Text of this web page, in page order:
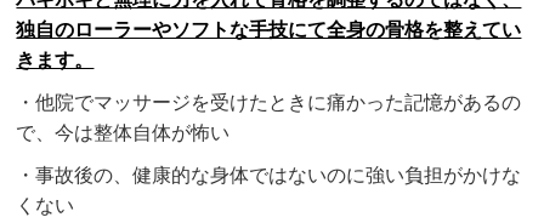
独自のローラーやソフトな手技にて全身の骨格を整えてい
きます。
・他院でマッサージを受けたときに痛かった記憶があるの
で、今は整体自体が怖い
・事故後の、健康的な身体ではないのに強い負担がかけな
くない